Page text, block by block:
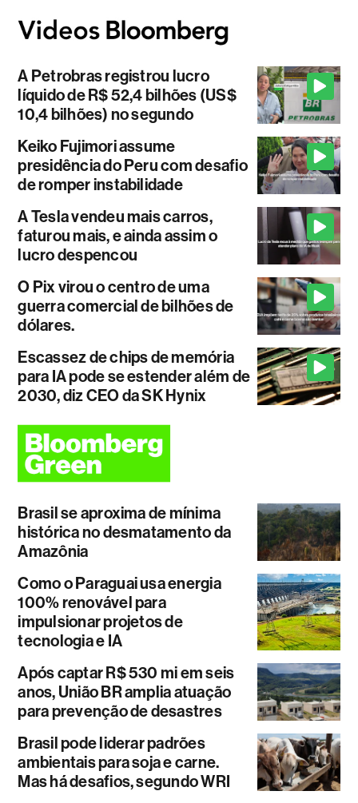
A Petrobras registrou lucro
líquido de R$ 52,4 bilhões (US$
10,4 bilhões) no segundo
Keiko Fujimori assume
presidência do Peru com desafio
de romper instabilidade
A Tesla vendeu mais carros,
faturou mais, e ainda assim o
lucro despencou
O Pix virou o centro de uma
guerra comercial de bilhões de
dólares.
Escassez de chips de memória
para IA pode se estender além de
2030, diz CEO da SK Hynix
Brasil se aproxima de mínima
histórica no desmatamento da
Amazônia
Como o Paraguai usa energia
100% renovável para
impulsionar projetos de
tecnologia e IA
Após captar R$ 530 mi em seis
anos, União BR amplia atuação
para prevenção de desastres
Brasil pode liderar padrões
ambientais para soja e carne.
Mas há desafios, segundo WRI